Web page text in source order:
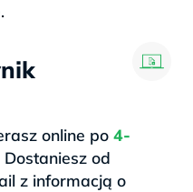
online po 4-
Dostaniesz od
z informacją o